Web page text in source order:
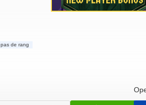
pas de rang